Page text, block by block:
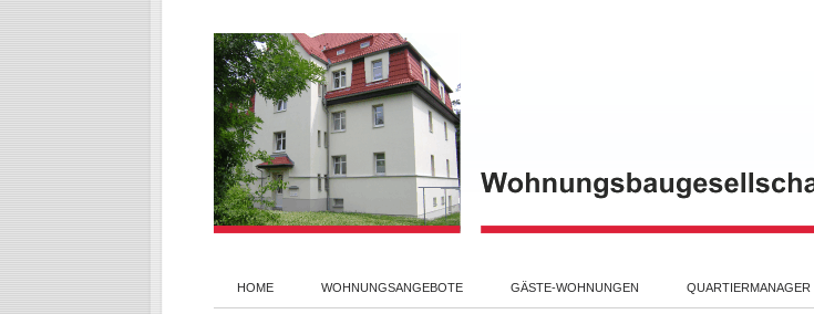
HOME WOHNUNGSANGEBOTE GÄSTE-WOHNUNGEN QUARTIERMANAGER